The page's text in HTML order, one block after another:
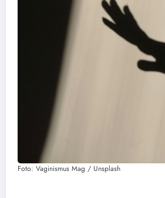
Foto: Vaginismus Mag / Unsplash